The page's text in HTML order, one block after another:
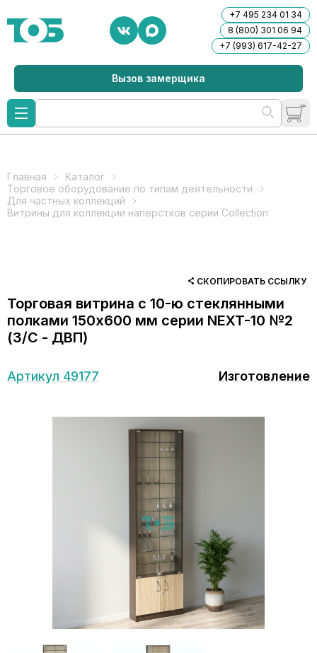
+7 495 234 01 34
8 (800) 301 06 94
+7 (993) 617-42-27
Вызов замерщика
Главная
Каталог
Торговое оборудование по типам деятельности
Для частных коллекций
Витрины для коллекции наперстков серии Collection
СКОПИРОВАТЬ ССЫЛКУ
Торговая витрина с 10-ю стеклянными
полками 150x600 мм серии NEXT-10 №2
(З/C - ДВП)
Артикул 49177 Изготовление